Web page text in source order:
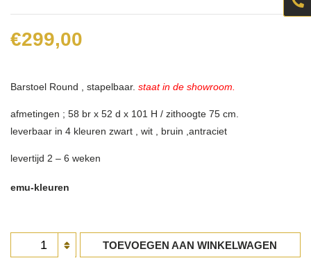
€299,00
Barstoel Round , stapelbaar. staat in de showroom.
afmetingen ; 58 br x 52 d x 101 H / zithoogte 75 cm.
leverbaar in 4 kleuren zwart , wit , bruin ,antraciet
levertijd 2 – 6 weken
emu-kleuren
Barstoel
Round
TOEVOEGEN AAN WINKELWAGEN